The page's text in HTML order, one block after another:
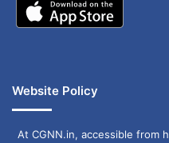
Website Policy
At CGNN.in, accessible from